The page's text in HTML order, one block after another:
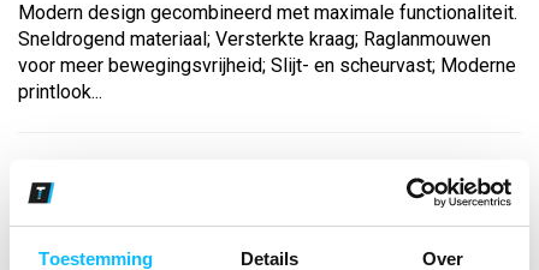
Toestemming Details Over
Modern design gecombineerd met maximale functionaliteit.
Sneldrogend materiaal; Versterkte kraag; Raglanmouwen
voor meer bewegingsvrijheid; Slijt- en scheurvast; Moderne
printlook...
Maat